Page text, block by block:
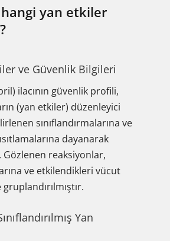
yan etkiler
ve Güvenlik Bilgileri
ilacının güvenlik profili,
(yan etkiler) düzenleyici
sınıflandırmalarına ve
dayanarak
reaksiyonlar,
ve etkilendikleri vücut
Yan